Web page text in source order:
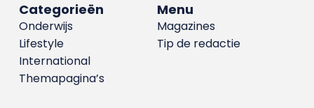
Menu
Magazines
Tip de redactie
Categorieën
Onderwijs
Lifestyle
International
Themapagina’s